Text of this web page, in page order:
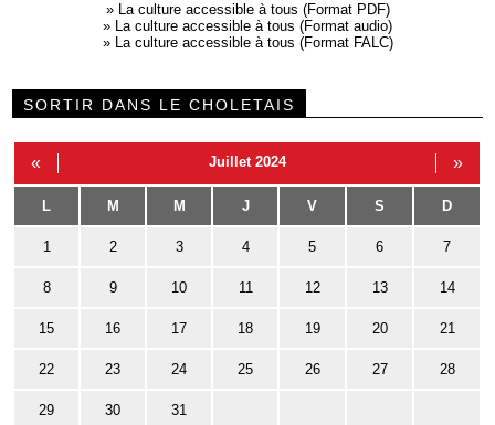
» La culture accessible à tous (Format PDF)
» La culture accessible à tous (Format audio)
» La culture accessible à tous (Format FALC)
SORTIR DANS LE CHOLETAIS
« Juillet 2024 »
L M M J V S D
1 2 3 4 5 6 7
8 9 10 11 12 13 14
15 16 17 18 19 20 21
22 23 24 25 26 27 28
29 30 31